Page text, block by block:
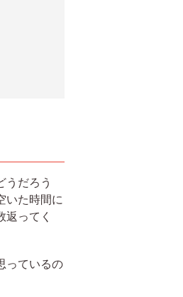
うだろう
いた時間に
ってく
っているの